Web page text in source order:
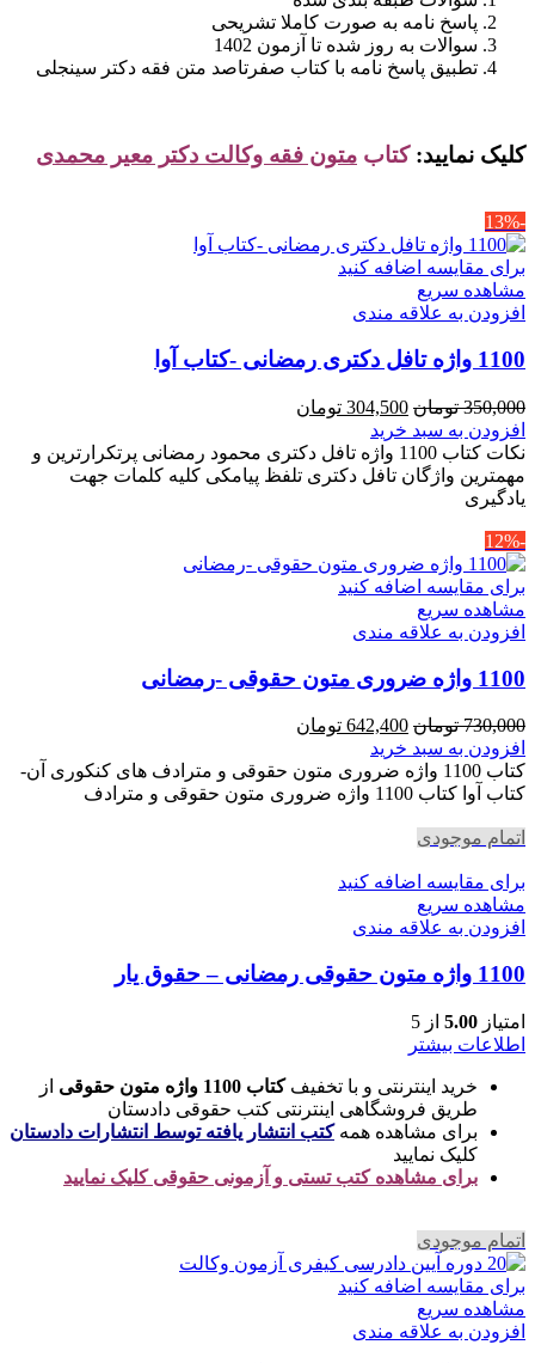
پاسخ نامه به صورت کاملا تشریحی
سوالات به روز شده تا آزمون 1402
تطبیق پاسخ نامه با کتاب صفرتاصد متن فقه دکتر سینجلی
کلیک نمایید: کتاب متون فقه وکالت دکتر معیر محمدی
-13%
برای مقایسه اضافه کنید
مشاهده سریع
افزودن به علاقه مندی
1100 واژه تافل دکتری رمضانی -کتاب آوا
350,000 تومان قیمت
اصلی
350,000 تومان
بود.
304,500 تومان
304,500 تومان
است.
افزودن به سبد خرید
نکات کتاب 1100 واژه تافل دکتری محمود رمضانی پرتکرارترین و
مهمترین واژگان تافل دکتری تلفظ پیامکی کلیه کلمات جهت
یادگیری
-12%
برای مقایسه اضافه کنید
مشاهده سریع
افزودن به علاقه مندی
1100 واژه ضروری متون حقوقی -رمضانی
730,000 تومان قیمت
اصلی
730,000 تومان
بود.
642,400 تومان
642,400 تومان
است.
افزودن به سبد خرید
کتاب 1100 واژه ضروری متون حقوقی و مترادف های کنکوری آن-
کتاب آوا کتاب 1100 واژه ضروری متون حقوقی و مترادف
اتمام موجودی
برای مقایسه اضافه کنید
مشاهده سریع
افزودن به علاقه مندی
1100 واژه متون حقوقی رمضانی – حقوق یار
امتیاز 5.00 از 5
اطلاعات بیشتر
خرید اینترنتی و با تخفیفکتاب 1100 واژه متون حقوقی
از
طریق فروشگاهی اینترنتی کتب حقوقی دادستان
برای مشاهده همهکتب انتشار یافته توسط انتشارات دادستان
کلیک نمایید
برای مشاهده کتب تستی و آزمونی حقوقی کلیک نمایید
اتمام موجودی
برای مقایسه اضافه کنید
مشاهده سریع
افزودن به علاقه مندی